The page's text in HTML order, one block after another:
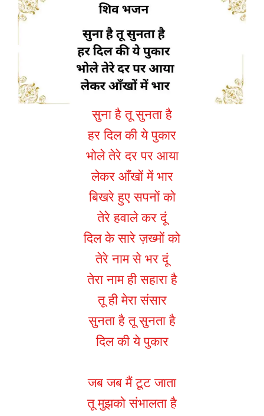
सुना है तू सुनता है
हर दिल की ये पुकार
भोले तेरे दर पर आया
लेकर आँखों में भार
बिखरे हुए सपनों को
तेरे हवाले कर दूं
दिल के सारे ज़ख्मों को
तेरे नाम से भर दूं
तेरा नाम ही सहारा है
तू ही मेरा संसार
सुनता है तू सुनता है
दिल की ये पुकार
जब जब मैं टूट जाता
तू मुझको संभालता है